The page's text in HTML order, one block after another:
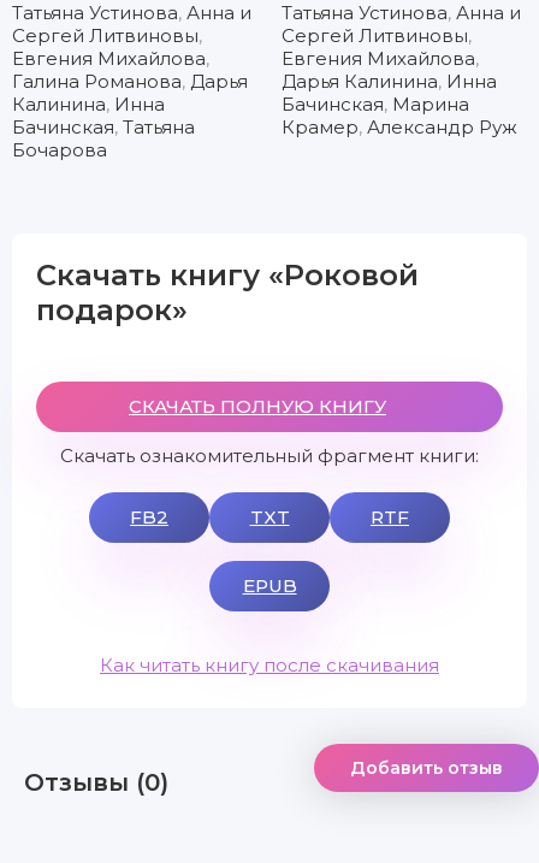
Татьяна Устинова, Анна и
Сергей Литвиновы,
Евгения Михайлова,
Галина Романова, Дарья
Калинина, Инна
Бачинская, Татьяна
Бочарова
Татьяна Устинова, Анна и
Сергей Литвиновы,
Евгения Михайлова,
Дарья Калинина, Инна
Бачинская, Марина
Крамер, Александр Руж
Скачать книгу «Роковой
подарок»
СКАЧАТЬ ПОЛНУЮ КНИГУ
Скачать ознакомительный фрагмент книги:
FB2 TXT RTF
EPUB
Как читать книгу после скачивания
Отзывы (0) Добавить отзыв